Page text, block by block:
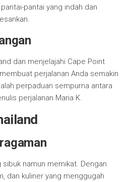
pantai yang indah dan
dan menjelajahi Cape Point
perjalanan Anda semakin
perpaduan sempurna antara
perjalanan Maria K.
sibuk namun memikat. Dengan
dan kuliner yang menggugah